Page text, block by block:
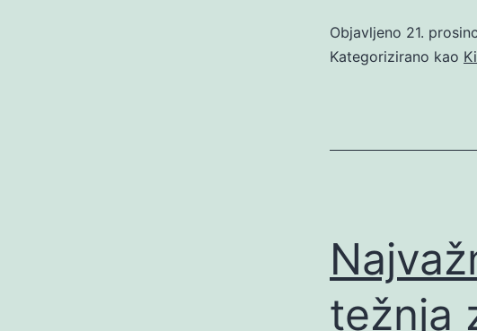
Objavljeno 21.
Kategorizirano kao
težnja